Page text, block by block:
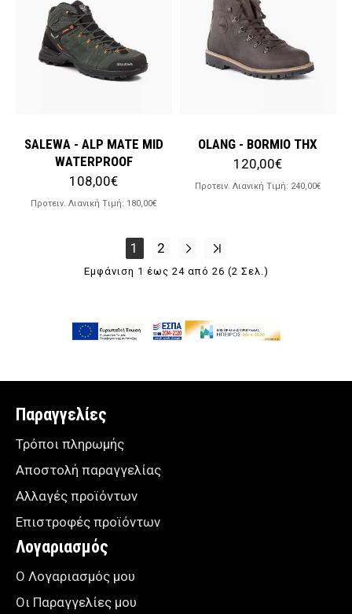
SALEWA - ALP MATE MID
WATERPROOF
108,00€
Προτειν. Λιανική Tιμή: 180,00€
OLANG - BORMIO THX
120,00€
Προτειν. Λιανική Tιμή: 240,00€
1 2
Εμφάνιση 1 έως 24 από 26 (2 Σελ.)
Παραγγελίες
Τρόποι πληρωμής
Αποστολή παραγγελίας
Αλλαγές προϊόντων
Επιστροφές προϊόντων
Λογαριασμός
Ο Λογαριασμός μου
Οι Παραγγελίες μου